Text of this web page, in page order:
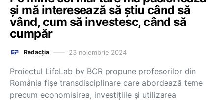
și mă interesează să știu când să
vând, cum să investesc, când să
cumpăr
Redacția 23 noiembrie 2024
Proiectul LifeLab by BCR propune profesorilor din
România fișe transdisciplinare care abordează teme
precum economisirea, investițiile și utilizarea